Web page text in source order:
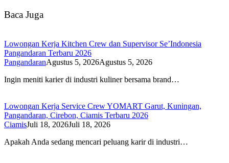
Baca Juga
Lowongan Kerja Kitchen Crew dan Supervisor Se’Indonesia
Pangandaran Terbaru 2026
PangandaranAgustus 5, 2026Agustus 5, 2026
Ingin meniti karier di industri kuliner bersama brand…
Lowongan Kerja Service Crew YOMART Garut, Kuningan,
Pangandaran, Cirebon, Ciamis Terbaru 2026
CiamisJuli 18, 2026Juli 18, 2026
Apakah Anda sedang mencari peluang karir di industri…